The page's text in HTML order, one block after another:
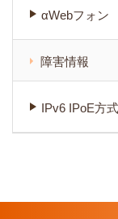
αWebフォン
障害情報
IPv6 IPoE方